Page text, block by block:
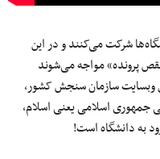
شرکت می‌کنند و در این
پرونده» مواجه می‌شوند
وبسایت سازمان سنجش کشور،
جمهوری اسلامی یعنی اسلام،
به دانشگاه است!